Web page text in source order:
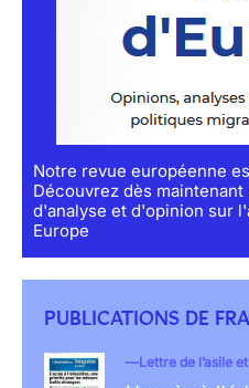
Notre revue européenne
Découvrez dès
d'analyse et d'opinion sur
Europe
PUBLICATIONS DE
Lettre de l’asile